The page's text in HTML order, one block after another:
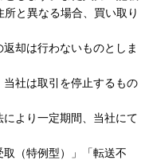
と異なる場合、買い取り
却は行わないものとしま
社は取引を停止するもの
より一定期間、当社にて
（特例型）」「転送不